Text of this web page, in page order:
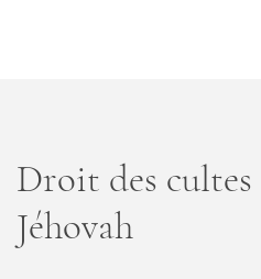
Droit des
Jéhovah